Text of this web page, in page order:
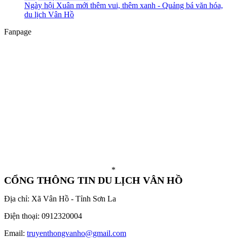
Ngày hội Xuân mới thêm vui, thêm xanh - Quảng bá văn hóa,
du lịch Vân Hồ
Fanpage
*
CỔNG THÔNG TIN DU LỊCH VÂN HỒ
Địa chỉ: Xã Vân Hồ - Tỉnh Sơn La
Điện thoại: 0912320004
Email: truyenthongvanho@gmail.com